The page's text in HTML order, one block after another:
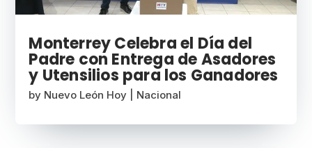
Monterrey Celebra el Día del
Padre con Entrega de Asadores
y Utensilios para los Ganadores
by Nuevo León Hoy Nacional